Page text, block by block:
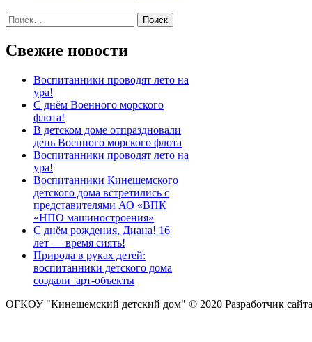
Найти:
Свежие новости
Воспитанники проводят лето на
ура!
С днём Военного морского
флота!
В детском доме отпраздновали
день Военного морского флота
Воспитанники проводят лето на
ура!
Воспитанники Кинешемского
детского дома встретились с
представителями АО «ВПК
«НПО машиностроения»
С днём рождения, Диана! 16
лет — время сиять!
Природа в руках детей:
воспитанники детского дома
создали арт-объекты
ОГКОУ "Кинешемский детский дом" © 2020 Разработчик